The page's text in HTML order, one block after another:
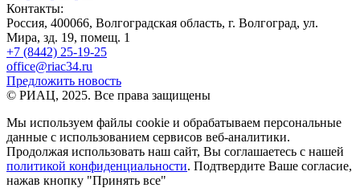
Контакты:
Россия, 400066, Волгоградская область, г. Волгоград, ул.
Мира, зд. 19, помещ. 1
+7 (8442) 25-19-25
office@riac34.ru
Предложить новость
© РИАЦ, 2025. Все права защищены
Мы используем файлы сookie и обрабатываем персональные
данные с использованием сервисов веб-аналитики.
Продолжая использовать наш сайт, Вы соглашаетесь с нашей
политикой конфиденциальности. Подтвердите Ваше согласие,
нажав кнопку "Принять все"